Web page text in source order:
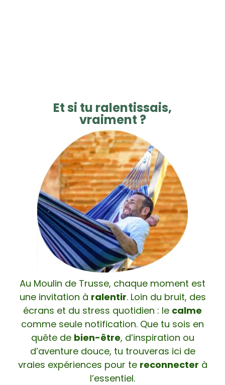
Et si tu ralentissais,
vraiment ?
Au Moulin de Trusse, chaque moment est
une invitation à ralentir. Loin du bruit, des
écrans et du stress quotidien : le calme
comme seule notification. Que tu sois en
quête de bien-être, d’inspiration ou
d’aventure douce, tu trouveras ici de
vraies expériences pour te reconnecter à
l’essentiel.